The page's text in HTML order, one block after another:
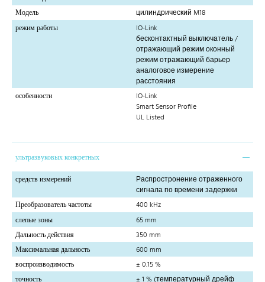
Модель
цилиндрический M18
режим работы
IO-Link
бесконтактный выключатель /
отражающий режим оконный
режим отражающий барьер
аналоговое измерение
расстояния
особенности
IO-Link
Smart Sensor Profile
UL Listed
ультразвуковых конкретных
средств измерений
Распростронение отраженного
сигнала по времени задержки
Преобразователь частоты
400 kHz
слепые зоны
65 mm
Дальность действия
350 mm
Максимальная дальность
600 mm
воспроизводимость
± 0.15 %